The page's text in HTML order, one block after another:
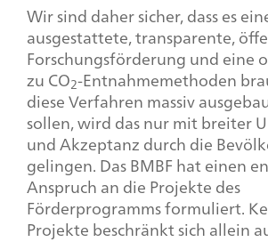
Wir sind daher sicher, dass es
ausgestattete, transparente,
Forschungsförderung und eine
zu CO2-Entnahmemethoden
diese Verfahren massiv
sollen, wird das nur mit breiter
und Akzeptanz durch die
gelingen. Das BMBF hat einen
Anspruch an die Projekte des
Förderprogramms formuliert.
Projekte beschränkt sich allein